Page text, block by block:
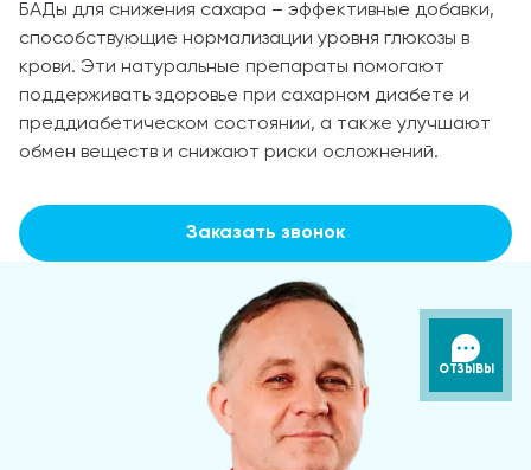
БАДы для снижения сахара – эффективные добавки,
способствующие нормализации уровня глюкозы в
крови. Эти натуральные препараты помогают
поддерживать здоровье при сахарном диабете и
преддиабетическом состоянии, а также улучшают
обмен веществ и снижают риски осложнений.
Заказать звонок
ОТЗЫВЫ